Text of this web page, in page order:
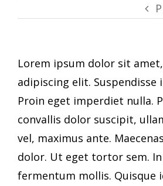
Lorem ipsum dolor sit
adipiscing elit. Suspendisse
Proin eget imperdiet nulla.
convallis dolor suscipit,
vel, maximus ante.
dolor. Ut eget tortor sem.
fermentum mollis. Quisque